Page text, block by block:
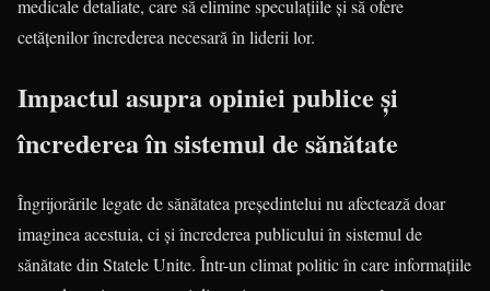
medicale detaliate, care să elimine speculațiile și să ofere
cetățenilor încrederea necesară în liderii lor.
Impactul asupra opiniei publice și
încrederea în sistemul de sănătate
Îngrijorările legate de sănătatea președintelui nu afectează doar
imaginea acestuia, ci și încrederea publicului în sistemul de
sănătate din Statele Unite. Într-un climat politic în care informațiile